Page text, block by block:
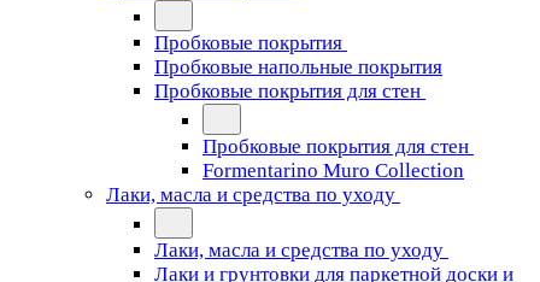
Пробковые покрытия
Пробковые напольные покрытия
Пробковые покрытия для стен
Пробковые покрытия для стен
Formentarino Muro Collection
Лаки, масла и средства по уходу
Лаки, масла и средства по уходу
Лаки и грунтовки для паркетной доски и